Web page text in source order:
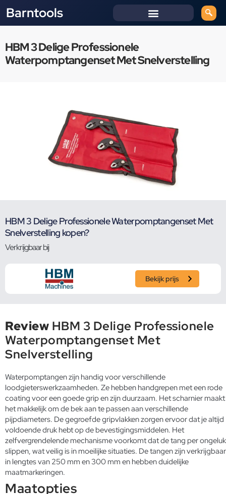
Barntools
HBM 3 Delige Professionele
Waterpomptangenset Met Snelverstelling
HBM 3 Delige Professionele Waterpomptangenset Met
Snelverstelling kopen?
Verkrijgbaar bij
Bekijk prijs
Review HBM 3 Delige Professionele
Waterpomptangenset Met
Snelverstelling
Waterpomptangen zijn handig voor verschillende
loodgieterswerkzaamheden. Ze hebben handgrepen met een rode
coating voor een goede grip en zijn duurzaam. Het scharnier maakt
het makkelijk om de bek aan te passen aan verschillende
pijpdiameters. De gegroefde gripvlakken zorgen ervoor dat je altijd
voldoende druk hebt op de bevestigingsmiddelen. Het
zelfvergrendelende mechanisme voorkomt dat de tang per ongeluk
slippen, wat veilig is in moeilijke situaties. De tangen zijn verkrijgbaar
in lengtes van 250 mm en 300 mm en hebben duidelijke
maatmarkeringen.
Maatopties